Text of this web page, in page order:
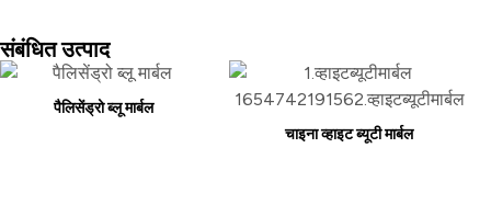
संबंधित उत्पाद
पैलिसेंड्रो ब्लू मार्बल
चाइना व्हाइट ब्यूटी मार्बल